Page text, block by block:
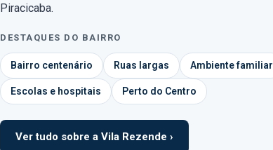
Piracicaba.
DESTAQUES DO BAIRRO
Bairro centenário Ruas largas Ambiente familiar
Escolas e hospitais Perto do Centro
Ver tudo sobre a Vila Rezende ›